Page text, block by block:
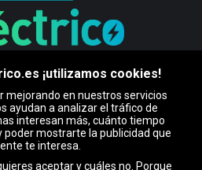
por
¡utilizamos cookies!
mejorando en nuestros servicios
ayudan a analizar el tráfico de
interesan más, cuánto tiempo
poder mostrarte la publicidad que
te interesa.
aceptar y cuáles no. Porque